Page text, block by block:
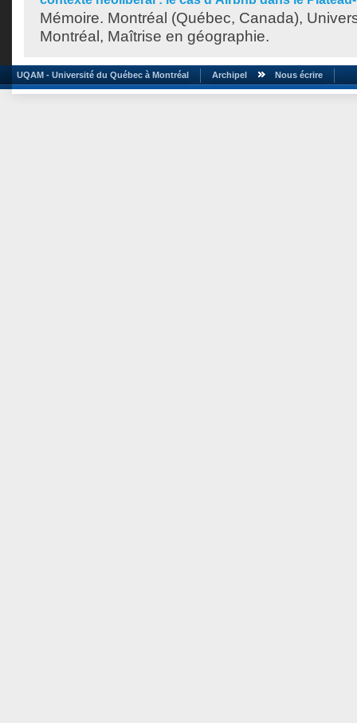
Mémoire. Montréal (Québec, Canada),
Montréal, Maîtrise en géographie.
UQAM - Université du Québec à Montréal Archipel Nous écrire